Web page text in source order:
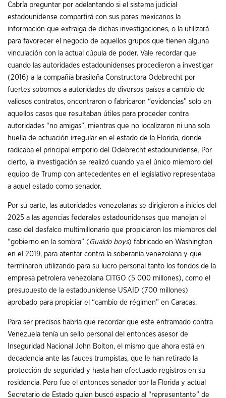
Cabría preguntar por adelantando si el sistema judicial
estadounidense compartirá con sus pares mexicanos la
información que extraiga de dichas investigaciones, o la utilizará
para favorecer el negocio de aquellos grupos que tienen alguna
vinculación con la actual cúpula de poder. Vale recordar que
cuando las autoridades estadounidenses procedieron a investigar
(2016) a la compañía brasileña Constructora Odebrecht por
fuertes sobornos a autoridades de diversos países a cambio de
valiosos contratos, encontraron o fabricaron “evidencias” solo en
aquellos casos que resultaban útiles para proceder contra
autoridades “no amigas”, mientras que no localizaron ni una sola
huella de actuación irregular en el estado de la Florida, donde
radicaba el principal emporio del Odebrecht estadounidense. Por
cierto, la investigación se realizó cuando ya el único miembro del
equipo de Trump con antecedentes en el legislativo representaba
a aquel estado como senador.
Por su parte, las autoridades venezolanas se dirigieron a inicios del
2025 a las agencias federales estadounidenses que manejan el
caso del desfalco multimillonario que propiciaron los miembros del
“gobierno en la sombra” ( Guaido boys) fabricado en Washington
en el 2019, para atentar contra la soberanía venezolana y que
terminaron utilizando para su lucro personal tanto los fondos de la
empresa petrolera venezolana CITGO (5 000 millones), como el
presupuesto de la estadounidense USAID (700 millones)
aprobado para propiciar el “cambio de régimen” en Caracas.
Para ser precisos habría que recordar que este entramado contra
Venezuela tenía un sello personal del entonces asesor de
Inseguridad Nacional John Bolton, el mismo que ahora está en
decadencia ante las fauces trumpistas, que le han retirado la
protección de seguridad y hasta han efectuado registros en su
residencia. Pero fue el entonces senador por la Florida y actual
Secretario de Estado quien buscó espacio al “representante” de